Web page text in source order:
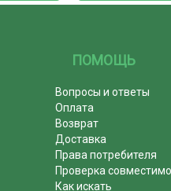
ПОМОЩЬ
Вопросы и ответы
Оплата
Возврат
Доставка
Права потребителя
Проверка
Как искать